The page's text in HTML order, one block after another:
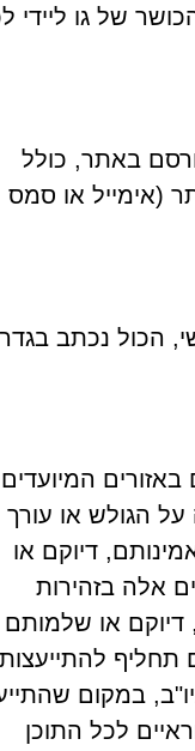
של גו ליידי
באתר, כולל
(אימייל או סמס
הכול נכתב בגדר
המיועדים
הגולש או עורך
דיוקם או
אלה בזהירות
או שלמותם
תחליף
במקום
לכל התוכן